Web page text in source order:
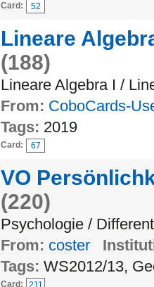
Card: 52
Lineare
(188)
Lineare Algebra I /
From: CoboCards-
Tags: 2019
Card: 67
VO
(220)
Psychologie /
From: coster
Tags: WS2012/13,
Card: 211